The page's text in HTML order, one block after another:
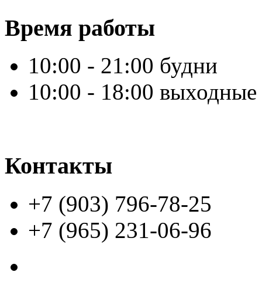
Время работы
10:00 - 21:00 будни
10:00 - 18:00 выходные
Контакты
+7 (903) 796-78-25
+7 (965) 231-06-96